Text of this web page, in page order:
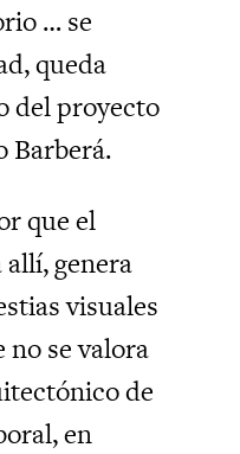
… se
queda
del proyecto
Barberá.
que el
genera
visuales
no se valora
de
en